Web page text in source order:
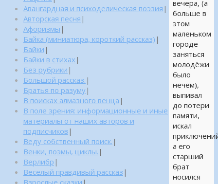
вечера, (а
больше в
этом
маленьком
городе
заняться
молодёжи
было
нечем),
выпивал
до потери
памяти,
искал
а его
старший
брат
носился
Авангардная и психоделическая поэзия |
Авторская песня |
Афоризмы |
Байка (миниатюра, короткий рассказ) |
Байки |
Байки в стихах |
Без рубрики |
Большой рассказ. |
Братья по разуму|
В поисках алмазного венца |
В поле зрения: информационные и иные
материалы от наших авторов и
подписчиков |
Веду собственный поиск. |
Венки, поэмы, циклы. |
Верлибр |
Веселый правдивый рассказ |
Взрослые сказки |